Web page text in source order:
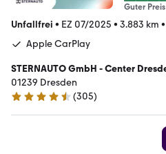
Guter Preis
Unfallfrei • EZ 07/2025 • 3.883 km •
Apple CarPlay
STERNAUTO GmbH - Center
01239 Dresden
4.5 Sterne
(305)